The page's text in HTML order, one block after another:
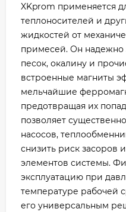
XKprom применяется
теплоносителей и
жидкостей от
примесей. Он надежно
песок, окалину и
встроенные магниты
мельчайшие
предотвращая их
позволяет
насосов,
снизить риск засоров
элементов системы.
эксплуатацию при
температуре рабочей
его универсальным